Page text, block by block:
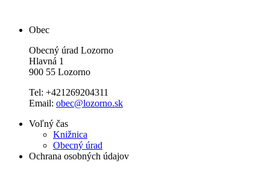
Obec
Obecný úrad Lozorno
Hlavná 1
900 55 Lozorno
Tel: +421269204311
Email: obec@lozorno.sk
Voľný čas
Knižnica
Obecný úrad
Ochrana osobných údajov